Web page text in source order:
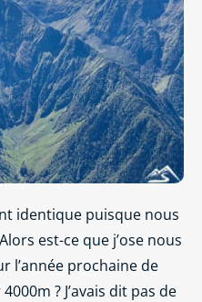
identique puisque nous
est-ce que j’ose nous
l’année prochaine de
? J’avais dit pas de